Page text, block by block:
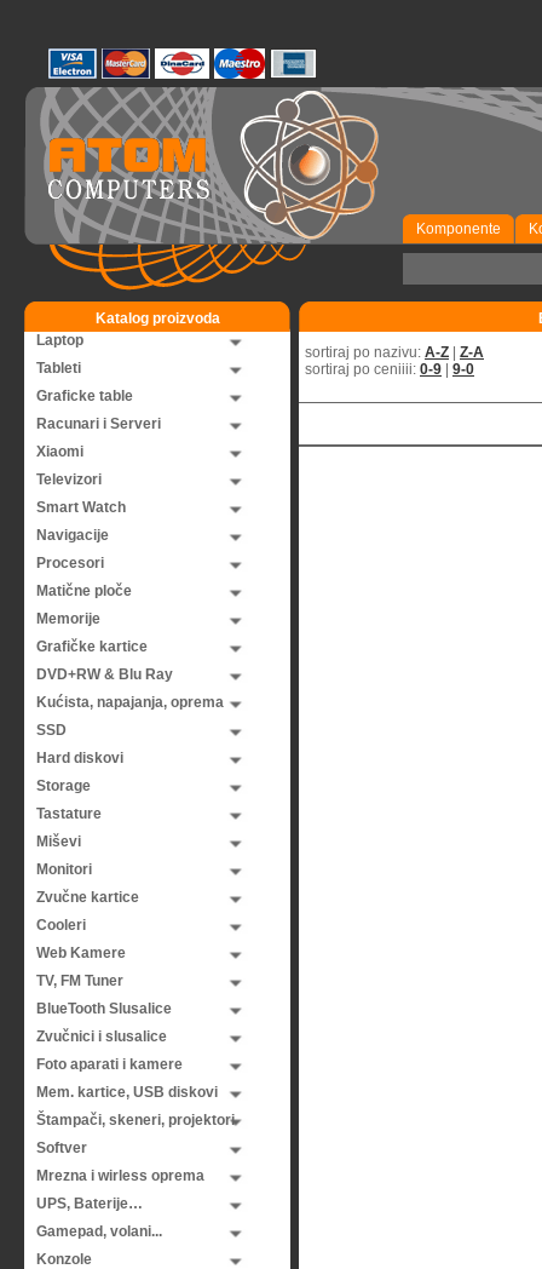
Komponente
Katalog proizvoda
Laptop
Tableti
Graficke table
Racunari i Serveri
Xiaomi
Televizori
Smart Watch
Navigacije
Procesori
Matične ploče
Memorije
Grafičke kartice
DVD+RW & Blu Ray
Kućista, napajanja, oprema
SSD
Hard diskovi
Storage
Tastature
Miševi
Monitori
Zvučne kartice
Cooleri
Web Kamere
TV, FM Tuner
BlueTooth Slusalice
Zvučnici i slusalice
Foto aparati i kamere
Mem. kartice, USB diskovi
Štampači, skeneri, projektori
Softver
Mrezna i wirless oprema
UPS, Baterije…
Gamepad, volani...
Konzole
sortiraj po nazivu: A-Z
Z-A
sortiraj po ceniiii: 0-9 9-0